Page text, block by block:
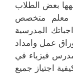
بعض الطلاب
معلم متخصص
المدرسية
عمل وامداد
فيزياء في
اجتياز جميع